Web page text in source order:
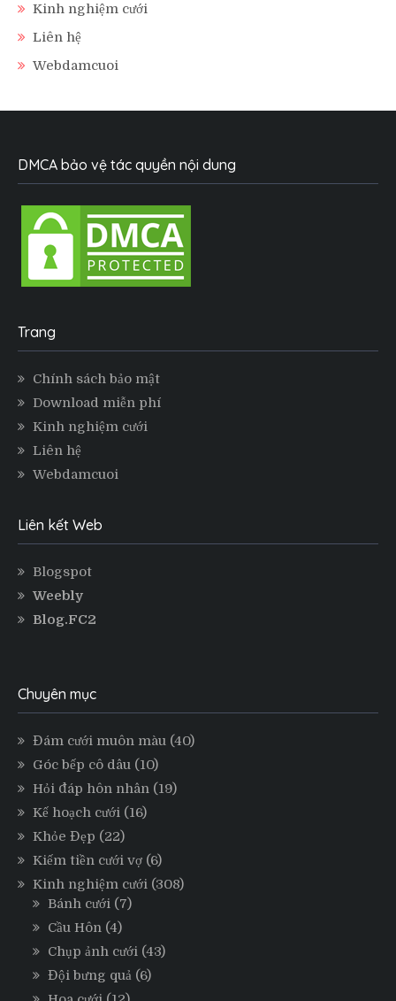
Kinh nghiệm cưới
Liên hệ
Webdamcuoi
DMCA bảo vệ tác quyền nội dung
Trang
Chính sách bảo mật
Download miễn phí
Kinh nghiệm cưới
Liên hệ
Webdamcuoi
Liên kết Web
Blogspot
Weebly
Blog.FC2
Chuyên mục
Đám cưới muôn màu (40)
Góc bếp cô dâu (10)
Hỏi đáp hôn nhân (19)
Kế hoạch cưới (16)
Khỏe Đẹp (22)
Kiếm tiền cưới vợ (6)
Kinh nghiệm cưới (308)
Bánh cưới (7)
Cầu Hôn (4)
Chụp ảnh cưới (43)
Đội bưng quả (6)